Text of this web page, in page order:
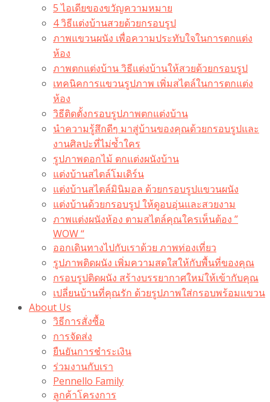
5 ไอเดียของขวัญความหมาย
4 วิธีแต่งบ้านสวยด้วยกรอบรูป
ภาพแขวนผนัง เพื่อความประทับใจในการตกแต่ง
ห้อง
ภาพตกแต่งบ้าน วิธีแต่งบ้านให้สวยด้วยกรอบรูป
เทคนิคการแขวนรูปภาพ เพิ่มสไตล์ในการตกแต่ง
ห้อง
วิธีติดตั้งกรอบรูปภาพตกแต่งบ้าน
นำความรู้สึกดีๆ มาสู่บ้านของคุณด้วยกรอบรูปและ
งานศิลปะที่ไม่ซ้ำใคร
รูปภาพดอกไม้ ตกแต่งผนังบ้าน
แต่งบ้านสไตล์โมเดิร์น
แต่งบ้านสไตล์มินิมอล ด้วยกรอบรูปแขวนผนัง
แต่งบ้านด้วยกรอบรูป ให้ดูอบอุ่นและสวยงาม
ภาพแต่งผนังห้อง ตามสไตล์คุณใครเห็นต้อง ”
WOW “
ออกเดินทางไปกับเราด้วย ภาพท่องเที่ยว
รูปภาพติดผนัง เพิ่มความสดใสให้กับพื้นที่ของคุณ
กรอบรูปติดผนัง สร้างบรรยากาศใหม่ให้เข้ากับคุณ
เปลี่ยนบ้านที่คุณรัก ด้วยรูปภาพใส่กรอบพร้อมแขวน​
About Us
วิธีการสั่งซื้อ
การจัดส่ง
ยืนยันการชำระเงิน
ร่วมงานกับเรา
Pennello Family
ลูกค้าโครงการ